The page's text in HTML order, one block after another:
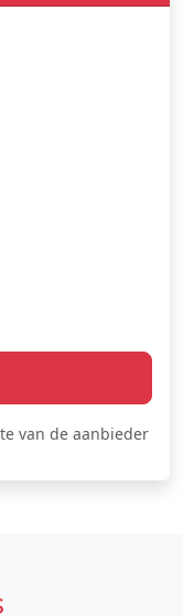
van de aanbieder